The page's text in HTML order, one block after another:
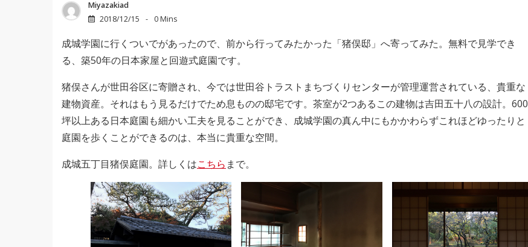
Miyazakiad
2018/12/15
0 Mins
成城学園に行くついでがあったので、前から行ってみたかった「猪俣邸」へ寄ってみた。無料で見学でき
る、築50年の日本家屋と回遊式庭園です。
猪俣さんが世田谷区に寄贈され、今では世田谷トラストまちづくりセンターが管理運営されている、貴重な
建物資産。それはもう見るだけでため息ものの邸宅です。茶室が2つあるこの建物は吉田五十八の設計。600
坪以上ある日本庭園も細かい工夫を見ることができ、成城学園の真ん中にもかかわらずこれほどゆったりと
庭園を歩くことができるのは、本当に貴重な空間。
成城五丁目猪俣庭園。詳しくはこちら まで。